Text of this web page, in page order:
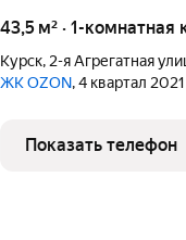
43,5 м² · 1-комнатная
Курск, 2-я Агрегатная
ЖК OZON, 4 квартал 2021
Показать телефон